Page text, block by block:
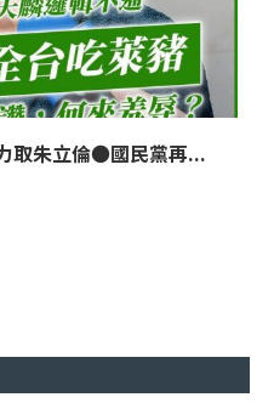
取朱立倫●國民黨再...